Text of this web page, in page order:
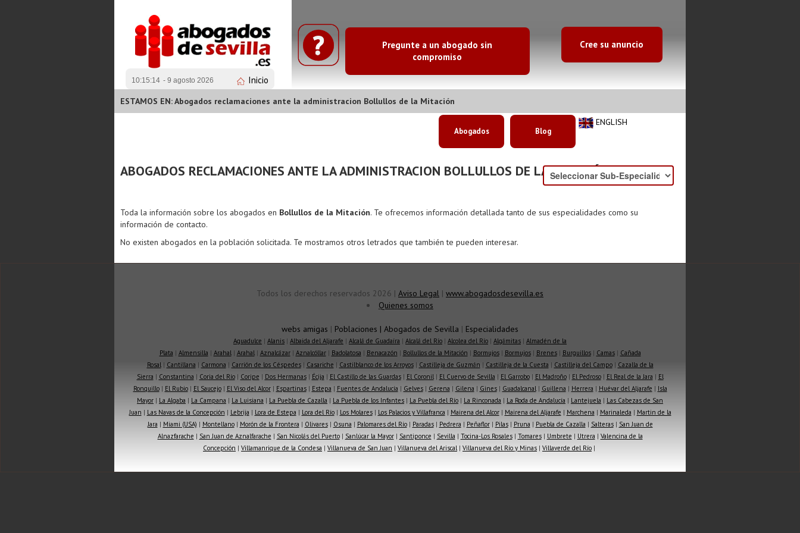
10:15:14 - 9 agosto 2026 Inicio
Pregunte a un abogado sin
compromiso
Cree su anuncio
ESTAMOS EN: Abogados reclamaciones ante la administracion Bollullos de la Mitación
ENGLISH
Abogados Blog
ABOGADOS RECLAMACIONES ANTE LA ADMINISTRACION BOLLULLOS DE LA MITACIÓN
Toda la información sobre los abogados en Bollullos de la Mitación. Te ofrecemos información detallada tanto de sus especialidades como su
información de contacto.
No existen abogados en la población solicitada. Te mostramos otros letrados que también te pueden interesar.
Todos los derechos reservados 2026 | Aviso Legal | www.abogadosdesevilla.es
Quienes somos
webs amigas | Poblaciones | Abogados de Sevilla | Especialidades
Aguadulce | Alanis | Albaida del Aljarafe | Alcalá de Guadaíra | Alcalá del Río | Alcolea del Río | Algámitas | Almadén de la
Plata | Almensilla | Arahal| Arahal| Aznalcázar| Aznalcóllar| Badolatosa | Benacazón | Bollullos de la Mitación | Bormujos| Bormujos| Brenes| Burguillos| Camas| Cañada
Rosal| Cantillana | Carmona | Carrión de los Céspedes| Casariche | Castilblanco de los Arroyos| Castilleja de Guzmán | Castilleja de la Cuesta | Castilleja del Campo| Cazalla de la
Sierra | Constantina | Coria del Río| Coripe | Dos Hermanas| Écija | El Castillo de las Guardas| El Coronil| El Cuervo de Sevilla | El Garrobo| El Madroño| El Pedroso| El Real de la Jara | El
Ronquillo| El Rubio| El Saucejo| El Viso del Alcor| Espartinas| Estepa | Fuentes de Andalucía | Gelves| Gerena | Gilena | Gines| Guadalcanal| Guillena | Herrera | Huévar del Aljarafe | Isla
Mayor | La Algaba | La Campana | La Luisiana | La Puebla de Cazalla | La Puebla de los Infantes | La Puebla del Río | La Rinconada | La Roda de Andalucía | Lantejuela | Las Cabezas de San
Juan | Las Navas de la Concepción | Lebrija | Lora de Estepa | Lora del Río| Los Molares| Los Palacios y Villafranca | Mairena del Alcor| Mairena del Aljarafe | Marchena | Marinaleda | Martin de la
Jara | Miami (USA) | Montellano| Morón de la Frontera | Olivares| Osuna | Palomares del Río| Paradas| Pedrera | Peñaflor| Pilas| Pruna | Puebla de Cazalla | Salteras| San Juan de
Alnazfarache | San Juan de Aznalfarache | San Nicolás del Puerto| Sanlúcar la Mayor| Santiponce | Sevilla | Tocina-Los Rosales| Tomares| Umbrete | Utrera | Valencina de la
Concepción | Villamanrique de la Condesa | Villanueva de San Juan | Villanueva del Ariscal| Villanueva del Río y Minas | Villaverde del Río |